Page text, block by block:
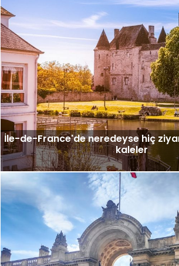
İle-de-France'de neredeyse hiç
kaleler